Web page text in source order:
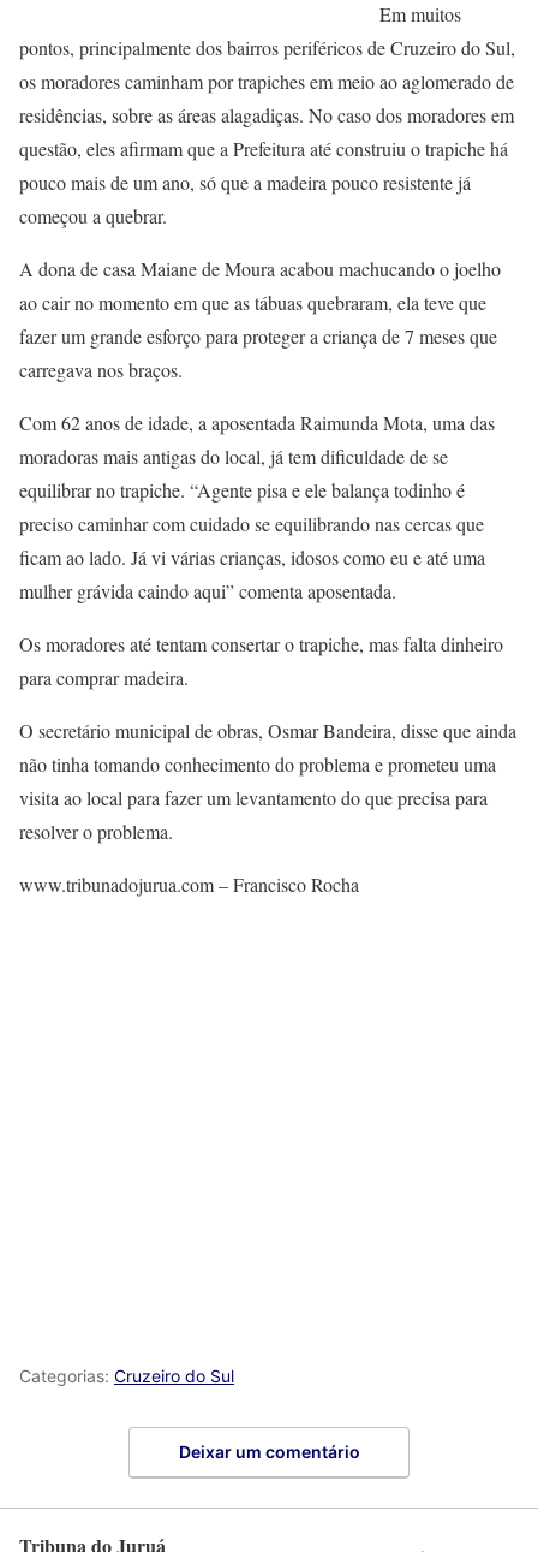
Em muitos
pontos, principalmente dos bairros periféricos de Cruzeiro do Sul,
os moradores caminham por trapiches em meio ao aglomerado de
residências, sobre as áreas alagadiças. No caso dos moradores em
questão, eles afirmam que a Prefeitura até construiu o trapiche há
pouco mais de um ano, só que a madeira pouco resistente já
começou a quebrar.
A dona de casa Maiane de Moura acabou machucando o joelho
ao cair no momento em que as tábuas quebraram, ela teve que
fazer um grande esforço para proteger a criança de 7 meses que
carregava nos braços.
Com 62 anos de idade, a aposentada Raimunda Mota, uma das
moradoras mais antigas do local, já tem dificuldade de se
equilibrar no trapiche. “Agente pisa e ele balança todinho é
preciso caminhar com cuidado se equilibrando nas cercas que
ficam ao lado. Já vi várias crianças, idosos como eu e até uma
mulher grávida caindo aqui” comenta aposentada.
Os moradores até tentam consertar o trapiche, mas falta dinheiro
para comprar madeira.
O secretário municipal de obras, Osmar Bandeira, disse que ainda
não tinha tomando conhecimento do problema e prometeu uma
visita ao local para fazer um levantamento do que precisa para
resolver o problema.
www.tribunadojurua.com – Francisco Rocha
Categorias: Cruzeiro do Sul
Deixar um comentário
Tribuna do Juruá